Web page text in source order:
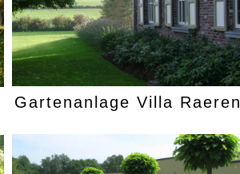
Gartenanlage Villa Raeren